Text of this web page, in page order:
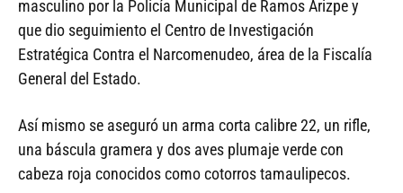
masculino por la Policía Municipal de Ramos Arizpe y
que dio seguimiento el Centro de Investigación
Estratégica Contra el Narcomenudeo, área de la Fiscalía
General del Estado.
Así mismo se aseguró un arma corta calibre 22, un rifle,
una báscula gramera y dos aves plumaje verde con
cabeza roja conocidos como cotorros tamaulipecos.